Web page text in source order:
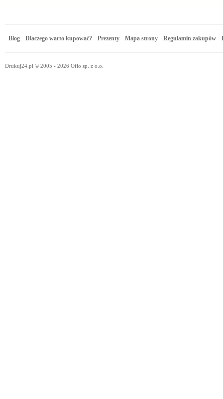
Blog Dlaczego warto kupować? Prezenty Mapa strony Regulamin zakupów
Drukuj24.pl © 2005 - 2026 Oflo sp. z o.o.